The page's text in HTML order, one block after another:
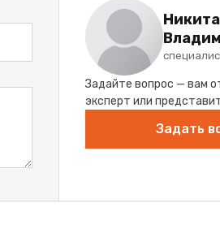
Никита
Задайте вопрос — вам
эксперт или
Задать